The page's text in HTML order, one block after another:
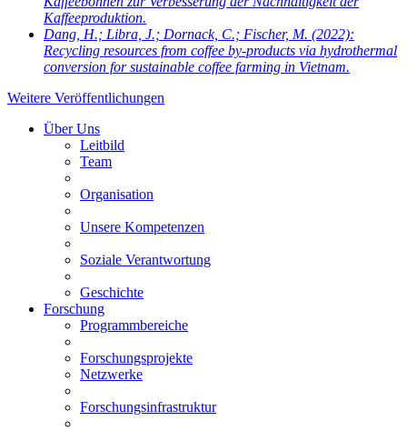
Kaffeeproduktion.
Dang, H.; Libra, J.; Dornack, C.; Fischer, M. (2022):
Recycling resources from coffee by-products via hydrothermal
conversion for sustainable coffee farming in Vietnam.
Weitere Veröffentlichungen
Über Uns
Leitbild
Team
Organisation
Unsere Kompetenzen
Soziale Verantwortung
Geschichte
Forschung
Programmbereiche
Forschungsprojekte
Netzwerke
Forschungsinfrastruktur